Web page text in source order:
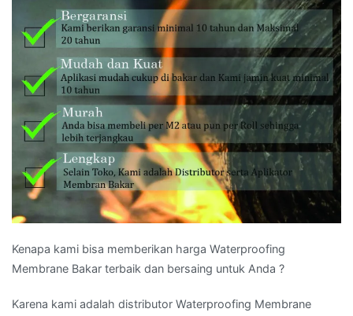
Kenapa kami bisa memberikan harga Waterproofing
Membrane Bakar terbaik dan bersaing untuk Anda ?
Karena kami adalah distributor Waterproofing Membrane